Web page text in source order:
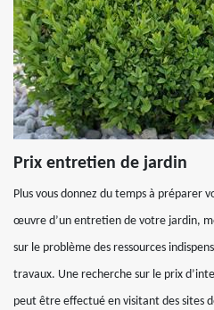
Prix entretien de jardin
Plus vous donnez du temps à préparer
œuvre d’un entretien de votre jardin,
sur le problème des ressources
travaux. Une recherche sur le prix
peut être effectué en visitant des sites